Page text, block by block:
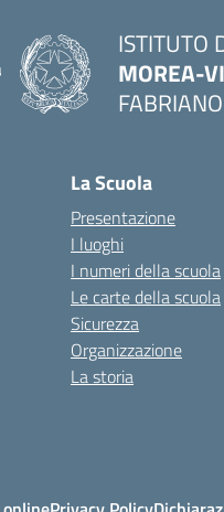
ISTITUTO
MOREA-
FABRIANO
La Scuola
Presentazione
I luoghi
I numeri della scuola
Le carte della scuola
Sicurezza
Organizzazione
La storia